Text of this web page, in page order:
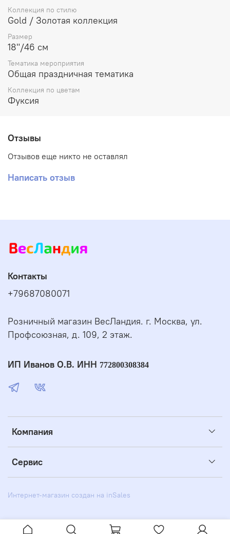
Коллекция по стилю
Gold / Золотая коллекция
Размер
18"/46 см
Тематика мероприятия
Общая праздничная тематика
Коллекция по цветам
Фуксия
Отзывы
Отзывов еще никто не оставлял
Написать отзыв
Компания
Сервис
Контакты
+79687080071
Розничный магазин ВесЛандия. г. Москва, ул.
Профсоюзная, д. 109, 2 этаж.
ИП Иванов О.В. ИНН 772800308384
Интернет-магазин создан на inSales